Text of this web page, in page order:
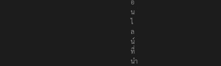
อ
น
ไ
ล
น์
ที่
นำ